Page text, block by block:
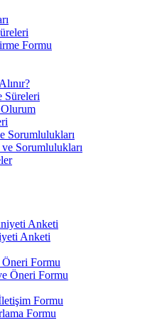
Formu
Süreleri
Sorumlulukları
ve Sorumlulukları
Anketi
Anketi
Formu
Öneri Formu
Formu
Formu